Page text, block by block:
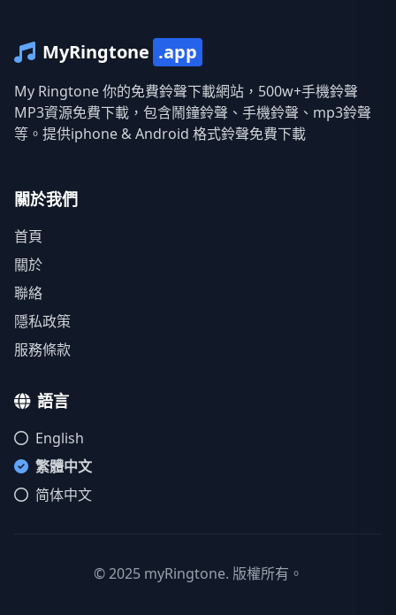
MyRingtone .app
My Ringtone 你的免費鈴聲下載網站，500w+手機鈴聲
MP3資源免費下載，包含鬧鐘鈴聲、手機鈴聲、mp3鈴聲
等。提供iphone & Android 格式鈴聲免費下載
關於我們
首頁
關於
聯絡
隱私政策
服務條款
語言
English
繁體中文
简体中文
© 2025 myRingtone. 版權所有。